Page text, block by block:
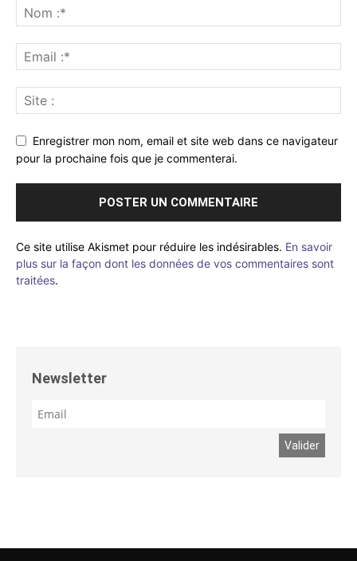
Enregistrer mon nom, email et site web dans ce navigateur
pour la prochaine fois que je commenterai.
Ce site utilise Akismet pour réduire les indésirables. En savoir
plus sur la façon dont les données de vos commentaires sont
traitées.
Newsletter